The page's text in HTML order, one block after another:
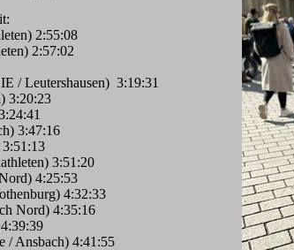
2:55:08
2:57:02
/ Leutershausen) 3:19:31
3:20:23
3:47:16
3:51:20
4:25:53
4:32:33
Nord) 4:35:16
/ Ansbach) 4:41:55